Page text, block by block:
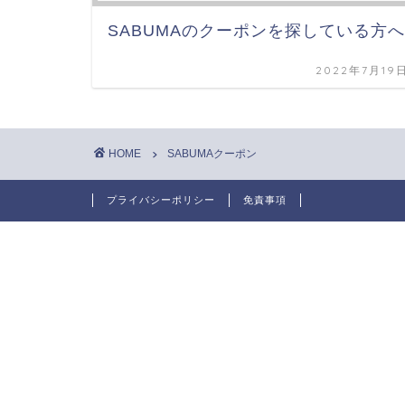
SABUMAのクーポンを探している方へ
2022年7月19
HOME SABUMAクーポン
プライバシーポリシー 免責事項